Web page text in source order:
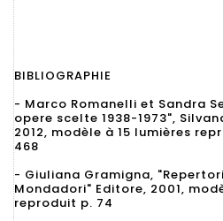
BIBLIOGRAPHIE
- Marco Romanelli et Sandra
opere scelte 1938-1973",
2012, modèle à 15 lumières
468
- Giuliana Gramigna,
Mondadori" Editore, 2001,
reproduit p. 74